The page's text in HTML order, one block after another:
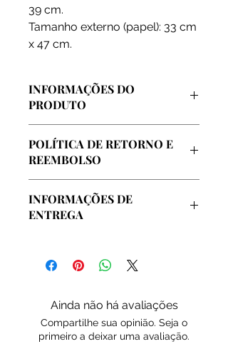
39 cm.
Tamanho externo (papel): 33 cm
x 47 cm.
INFORMAÇÕES DO
PRODUTO
artista, extraida de sua coleção
pessoal e de seu atelier oficial
Rio de Janeiro.
POLÍTICA DE RETORNO E
REEMBOLSO
caso de insatisfação com a compra,
até o prazo de 7 dias.
INFORMAÇÕES DE
ENTREGA
adicionais.
Ainda não há avaliações
Compartilhe sua opinião. Seja o
primeiro a deixar uma avaliação.